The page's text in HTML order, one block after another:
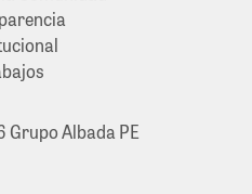
Grupo Albada PE